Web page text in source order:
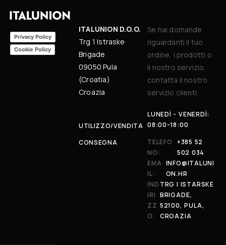
Privacy Policy
Cookie Policy
ITALUNION D.O.O.
Trg 1 Istraske
Brigade
09050 Pula
(Croatia)
Croazia
UTILIZZO/VENDITA
CONSEGNA
Se hai domande
riguardanti il tuo
ordine, i prodotti o
il nostro servizio,
contatta il nostro
servizio clienti.
LUNEDÌ - VENERDÌ:
08:00-18:00
TELEFO
NO:
+385 52
502 034
EMA
IL:
INFO@ITALUNI
ON.HR
IND
IRI
ZZ
O:
TRG I ISTARSKE
BRIGADE,
52100, PULA,
CROAZIA